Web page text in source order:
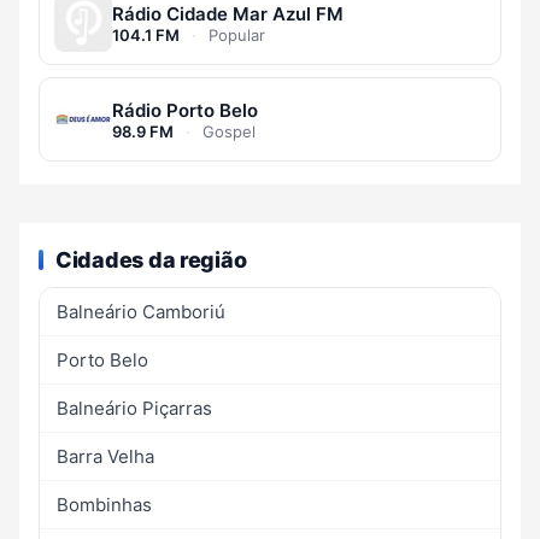
Rádio Cidade Mar Azul FM
104.1 FM · Popular
Rádio Porto Belo
98.9 FM · Gospel
Cidades da região
Balneário Camboriú
Porto Belo
Balneário Piçarras
Barra Velha
Bombinhas